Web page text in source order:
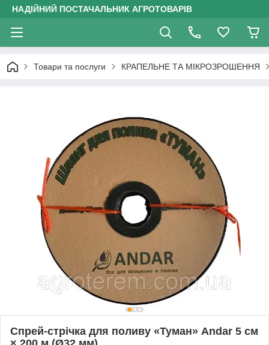
НАДІЙНИЙ ПОСТАЧАЛЬНИК АГРОТОВАРІВ
Товари та послуги КРАПЕЛЬНЕ ТА МІКРОЗРОШЕННЯ
Спрей-стрічка для поливу «Туман» Andar 5 см